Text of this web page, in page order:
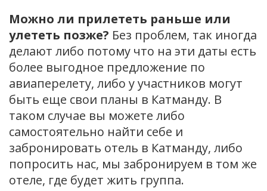
Можно ли прилететь раньше или
улететь позже? Без проблем, так иногда
делают либо потому что на эти даты есть
более выгодное предложение по
авиаперелету, либо у участников могут
быть еще свои планы в Катманду. В
таком случае вы можете либо
самостоятельно найти себе и
забронировать отель в Катманду, либо
попросить нас, мы забронируем в том же
отеле, где будет жить группа.